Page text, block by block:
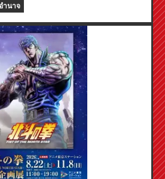
วันที่ 20 สิงหาคม โดยคุณ
ดพิเศษ (ทั้งหมด 4 แบบ) ได้ที่นี่!
ำนาจ